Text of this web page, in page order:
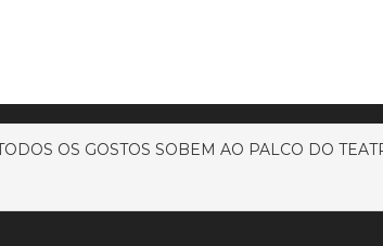
OS GOSTOS SOBEM AO PALCO DO